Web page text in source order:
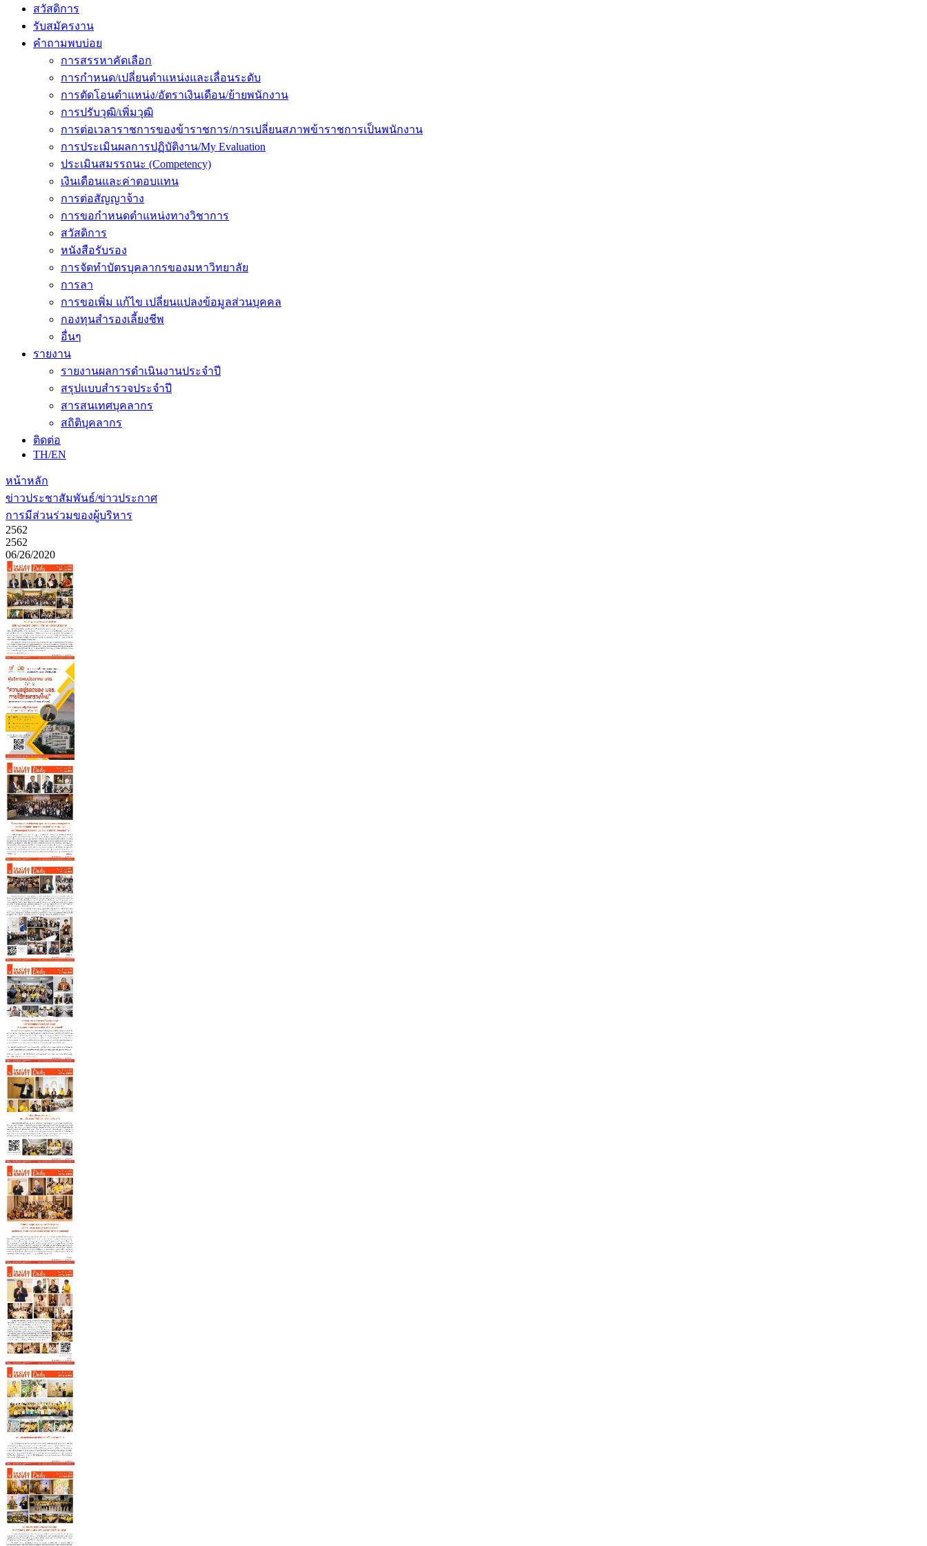
สวัสดิการ
รับสมัครงาน
คำถามพบบ่อย
การสรรหาคัดเลือก
การกำหนด/เปลี่ยนตำแหน่งและเลื่อนระดับ
การตัดโอนตำแหน่ง/อัตราเงินเดือน/ย้ายพนักงาน
การปรับวุฒิ/เพิ่มวุฒิ
การต่อเวลาราชการของข้าราชการ/การเปลี่ยนสภาพข้าราชการเป็นพนักงาน
การประเมินผลการปฏิบัติงาน/My Evaluation
ประเมินสมรรถนะ (Competency)
เงินเดือนและค่าตอบแทน
การต่อสัญญาจ้าง
การขอกำหนดตำแหน่งทางวิชาการ
สวัสดิการ
หนังสือรับรอง
การจัดทำบัตรบุคลากรของมหาวิทยาลัย
การลา
การขอเพิ่ม แก้ไข เปลี่ยนแปลงข้อมูลส่วนบุคคล
กองทุนสำรองเลี้ยงชีพ
อื่นๆ
รายงาน
รายงานผลการดำเนินงานประจำปี
สรุปแบบสำรวจประจำปี
สารสนเทศบุคลากร
สถิติบุคลากร
ติดต่อ
TH/EN
หน้าหลัก
ข่าวประชาสัมพันธ์/ข่าวประกาศ
การมีส่วนร่วมของผู้บริหาร
2562
2562
06/26/2020